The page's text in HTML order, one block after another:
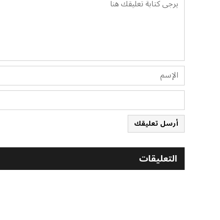
أرسل تعليقك
التعليقات